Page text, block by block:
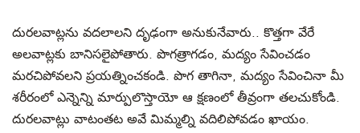
దురలవాట్లను వదలాలని దృఢంగా అనుకునేవారు.. కొత్తగా వేరే
అలవాట్లకు బానిసలైపోతారు. పొగత్రాగడం, మద్యం సేవించడం
మరచిపోవలని ప్రయత్నించకండి. పొగ తాగినా, మద్యం సేవించినా మీ
శరీరంలో ఎన్నెన్ని మార్పులొస్తాయో ఆ క్షణంలో తీవ్రంగా తలచుకోండి.
దురలవాట్లు వాటంతట అవే మిమ్మల్ని వదిలిపోవడం ఖాయం.